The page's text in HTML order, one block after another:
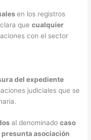
en los registros
quecualquier
con el sector
del expediente
judiciales que se
al denominadocaso
presunta asociación